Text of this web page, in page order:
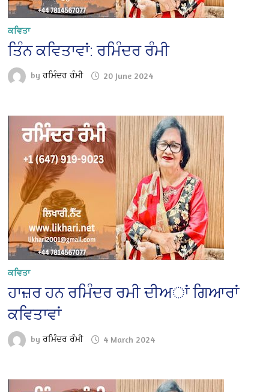
ਕਵਿਤਾ
ਤਿੰਨ ਕਵਿਤਾਵਾਂ: ਰਮਿੰਦਰ ਰੰਮੀ
byਰਮਿੰਦਰ ਰੰਮੀ 20 June 2024
ਕਵਿਤਾ
ਹਾਜ਼ਰ ਹਨ ਰਮਿੰਦਰ ਰਮੀ ਦੀਅਾਂ ਗਿਆਰਾਂ
ਕਵਿਤਾਵਾਂ
byਰਮਿੰਦਰ ਰੰਮੀ 4 March 2024